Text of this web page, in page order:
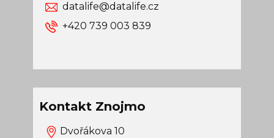
datalife@datalife.cz
​+420 739 003 839
Kontakt Znojmo
Dvořákova 10